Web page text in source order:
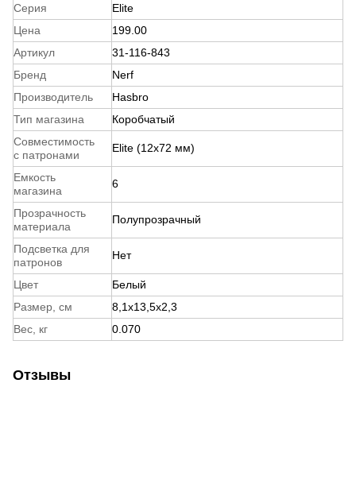
Серия
Elite
Цена
199.00
Артикул
31-116-843
Бренд
Nerf
Производитель
Hasbro
Тип магазина
Коробчатый
Совместимость
с патронами
Elite (12x72 мм)
Емкость
магазина
6
Прозрачность
материала
Полупрозрачный
Подсветка для
патронов
Нет
Цвет
Белый
Размер, см
8,1x13,5x2,3
Вес, кг
0.070
Отзывы